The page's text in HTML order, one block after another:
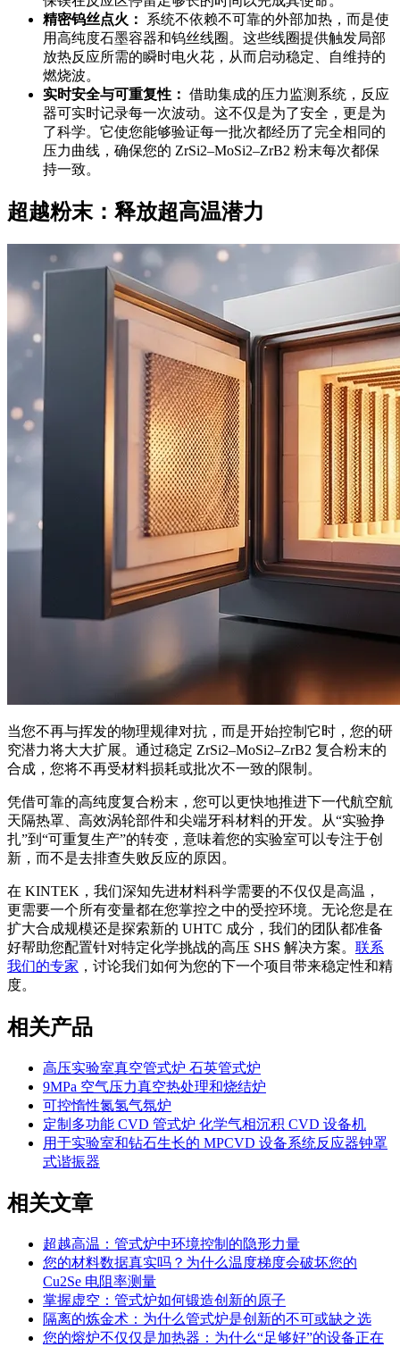
精密钨丝点火：
系统不依赖不可靠的外部加热，而是使
用高纯度石墨容器和钨丝线圈。这些线圈提供触发局部
放热反应所需的瞬时电火花，从而启动稳定、自维持的
燃烧波。
实时安全与可重复性： 借助集成的压力监测系统，反应
器可实时记录每一次波动。这不仅是为了安全，更是为
了科学。它使您能够验证每一批次都经历了完全相同的
压力曲线，确保您的 ZrSi2–MoSi2–ZrB2 粉末每次都保
持一致。
超越粉末：释放超高温潜力
当您不再与挥发的物理规律对抗，而是开始控制它时，您的研
究潜力将大大扩展。通过稳定 ZrSi2–MoSi2–ZrB2 复合粉末的
合成，您将不再受材料损耗或批次不一致的限制。
凭借可靠的高纯度复合粉末，您可以更快地推进下一代航空航
天隔热罩、高效涡轮部件和尖端牙科材料的开发。从“实验挣
扎”到“可重复生产”的转变，意味着您的实验室可以专注于创
新，而不是去排查失败反应的原因。
在 KINTEK，我们深知先进材料科学需要的不仅仅是高温，
更需要一个所有变量都在您掌控之中的受控环境。无论您是在
扩大合成规模还是探索新的 UHTC 成分，我们的团队都准备
好帮助您配置针对特定化学挑战的高压 SHS 解决方案。 联系
我们的专家 ，讨论我们如何为您的下一个项目带来稳定性和精
度。
相关产品
高压实验室真空管式炉 石英管式炉
9MPa 空气压力真空热处理和烧结炉
可控惰性氮氢气氛炉
定制多功能 CVD 管式炉 化学气相沉积 CVD 设备机
用于实验室和钻石生长的 MPCVD 设备系统反应器钟罩
式谐振器
相关文章
超越高温：管式炉中环境控制的隐形力量
您的材料数据真实吗？为什么温度梯度会破坏您的
Cu2Se 电阻率测量
掌握虚空：管式炉如何锻造创新的原子
隔离的炼金术：为什么管式炉是创新的不可或缺之选
您的熔炉不仅仅是加热器：为什么“足够好”的设备正在